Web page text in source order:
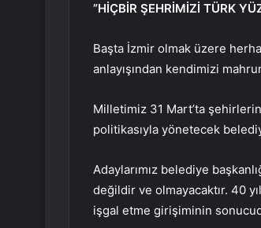
”HİÇBİR ŞEHRİMİZİ TÜRK
Başta İzmir olmak üzere
anlayışından kendimizi
Milletimiz 31 Mart’ta
politikasıyla yönetecek
Adaylarımız belediye
değildir ve olmayacaktır. 40
işgal etme girişiminin